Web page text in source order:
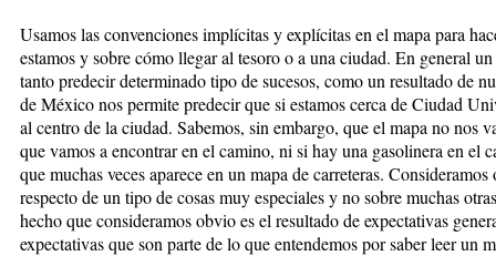
Usamos las convenciones implícitas y explícitas en el mapa para
estamos y sobre cómo llegar al tesoro o a una ciudad. En general
tanto predecir determinado tipo de sucesos, como un resultado de
de México nos permite predecir que si estamos cerca de Ciudad
al centro de la ciudad. Sabemos, sin embargo, que el mapa no nos
que vamos a encontrar en el camino, ni si hay una gasolinera en el
que muchas veces aparece en un mapa de carreteras.
respecto de un tipo de cosas muy especiales y no sobre muchas
hecho que consideramos obvio es el resultado de expectativas
expectativas que son parte de lo que entendemos por saber leer un